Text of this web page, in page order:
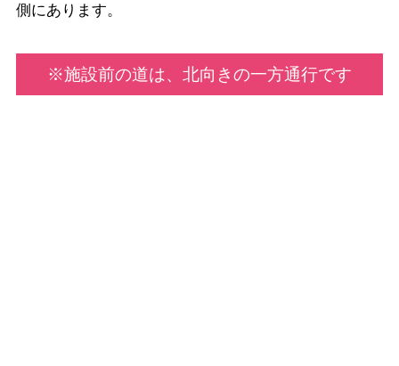
側にあります。
※施設前の道は、北向きの一方通行です